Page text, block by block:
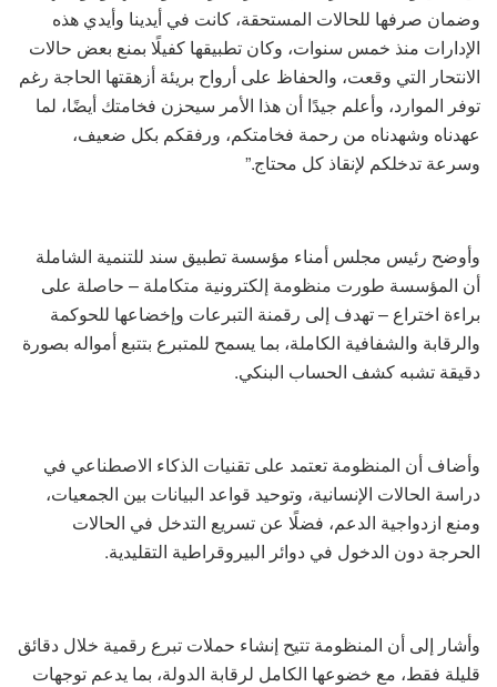
وضمان صرفها للحالات المستحقة، كانت في أيدينا وأيدي هذه
الإدارات منذ خمس سنوات، وكان تطبيقها كفيلًا بمنع بعض حالات
الانتحار التي وقعت، والحفاظ على أرواح بريئة أزهقتها الحاجة رغم
توفر الموارد، وأعلم جيدًا أن هذا الأمر سيحزن فخامتك أيضًا، لما
عهدناه وشهدناه من رحمة فخامتكم، ورفقكم بكل ضعيف،
وسرعة تدخلكم لإنقاذ كل محتاج.”
وأوضح رئيس مجلس أمناء مؤسسة تطبيق سند للتنمية الشاملة
أن المؤسسة طورت منظومة إلكترونية متكاملة – حاصلة على
براءة اختراع – تهدف إلى رقمنة التبرعات وإخضاعها للحوكمة
والرقابة والشفافية الكاملة، بما يسمح للمتبرع بتتبع أمواله بصورة
دقيقة تشبه كشف الحساب البنكي.
وأضاف أن المنظومة تعتمد على تقنيات الذكاء الاصطناعي في
دراسة الحالات الإنسانية، وتوحيد قواعد البيانات بين الجمعيات،
ومنع ازدواجية الدعم، فضلًا عن تسريع التدخل في الحالات
الحرجة دون الدخول في دوائر البيروقراطية التقليدية.
وأشار إلى أن المنظومة تتيح إنشاء حملات تبرع رقمية خلال دقائق
قليلة فقط، مع خضوعها الكامل لرقابة الدولة، بما يدعم توجهات